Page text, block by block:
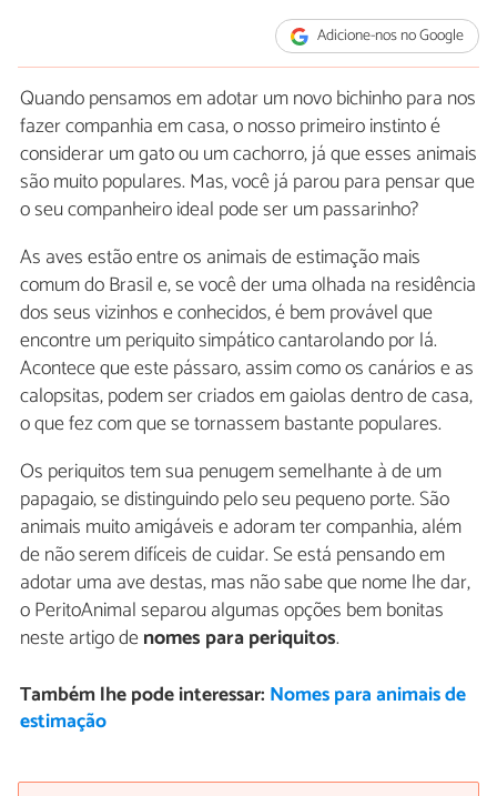
Adicione-nos no Google
Quando pensamos em adotar um novo bichinho para nos
fazer companhia em casa, o nosso primeiro instinto é
considerar um gato ou um cachorro, já que esses animais
são muito populares. Mas, você já parou para pensar que
o seu companheiro ideal pode ser um passarinho?
As aves estão entre os animais de estimação mais
comum do Brasil e, se você der uma olhada na residência
dos seus vizinhos e conhecidos, é bem provável que
encontre um periquito simpático cantarolando por lá.
Acontece que este pássaro, assim como os canários e as
calopsitas, podem ser criados em gaiolas dentro de casa,
o que fez com que se tornassem bastante populares.
Os periquitos tem sua penugem semelhante à de um
papagaio, se distinguindo pelo seu pequeno porte. São
animais muito amigáveis e adoram ter companhia, além
de não serem difíceis de cuidar. Se está pensando em
adotar uma ave destas, mas não sabe que nome lhe dar,
o PeritoAnimal separou algumas opções bem bonitas
neste artigo denomes para periquitos.
Também lhe pode interessar: Nomes para animais de
estimação